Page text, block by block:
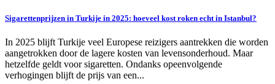
Sigarettenprijzen in Turkije in 2025: hoeveel kost roken echt in Istanbul?
In 2025 blijft Turkije veel Europese reizigers aantrekken die worden
aangetrokken door de lagere kosten van levensonderhoud. Maar
hetzelfde geldt voor sigaretten. Ondanks opeenvolgende
verhogingen blijft de prijs van een...